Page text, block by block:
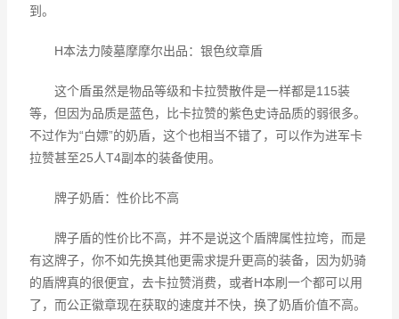
到。
H本法力陵墓摩摩尔出品：银色纹章盾
这个盾虽然是物品等级和卡拉赞散件是一样都是115装
等，但因为品质是蓝色，比卡拉赞的紫色史诗品质的弱很多。
不过作为“白嫖”的奶盾，这个也相当不错了，可以作为进军卡
拉赞甚至25人T4副本的装备使用。
牌子奶盾：性价比不高
牌子盾的性价比不高，并不是说这个盾牌属性拉垮，而是
有这牌子，你不如先换其他更需求提升更高的装备，因为奶骑
的盾牌真的很便宜，去卡拉赞消费，或者H本刷一个都可以用
了，而公正徽章现在获取的速度并不快，换了奶盾价值不高。